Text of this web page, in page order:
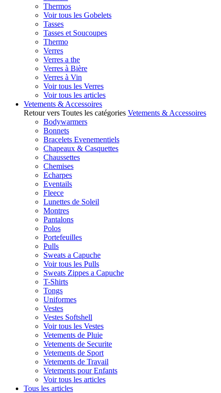
Thermos
Voir tous les Gobelets
Tasses
Tasses et Soucoupes
Thermo
Verres
Verres a the
Verres à Bière
Verres à Vin
Voir tous les Verres
Voir tous les articles
Vetements & Accessoires
Retour vers Toutes les catégories Vetements & Accessoires
Bodywarmers
Bonnets
Bracelets Evenementiels
Chapeaux & Casquettes
Chaussettes
Chemises
Echarpes
Eventails
Fleece
Lunettes de Soleil
Montres
Pantalons
Polos
Portefeuilles
Pulls
Sweats a Capuche
Voir tous les Pulls
Sweats Zippes a Capuche
T-Shirts
Tongs
Uniformes
Vestes
Vestes Softshell
Voir tous les Vestes
Vetements de Pluie
Vetements de Securite
Vetements de Sport
Vetements de Travail
Vetements pour Enfants
Voir tous les articles
Tous les articles